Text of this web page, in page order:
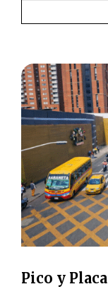
Pico y